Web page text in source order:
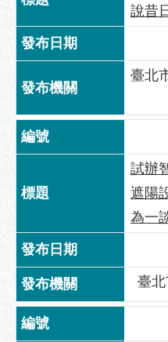
屬
各
處
聯
絡
電
話
說昔
臺北
試辦
遮陽
為一
臺